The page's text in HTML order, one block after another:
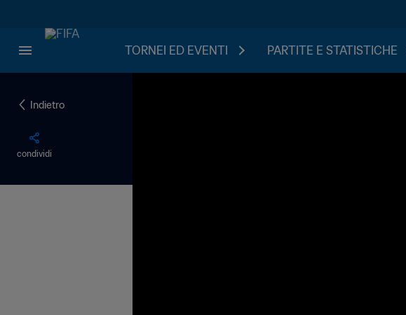
TORNEI ED EVENTI PARTITE E STATISTICHE
Indietro
condividi